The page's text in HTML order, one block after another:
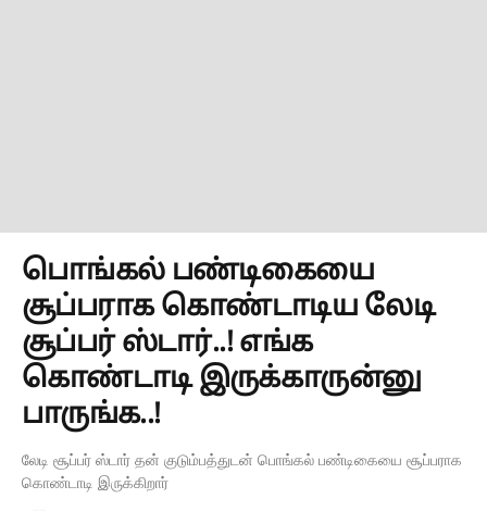
பொங்கல் பண்டிகையை
சூப்பராக கொண்டாடிய லேடி
சூப்பர் ஸ்டார்..! எங்க
கொண்டாடி இருக்காருன்னு
பாருங்க..!
லேடி சூப்பர் ஸ்டார் தன் குடும்பத்துடன் பொங்கல் பண்டிகையை சூப்பராக
கொண்டாடி இருக்கிறார்